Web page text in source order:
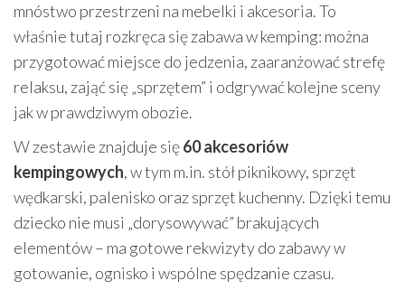
mnóstwo przestrzeni na mebelki i akcesoria. To
właśnie tutaj rozkręca się zabawa w kemping: można
przygotować miejsce do jedzenia, zaaranżować strefę
relaksu, zająć się „sprzętem” i odgrywać kolejne sceny
jak w prawdziwym obozie.
W zestawie znajduje się60 akcesoriów
kempingowych, w tym m.in. stół piknikowy, sprzęt
wędkarski, palenisko oraz sprzęt kuchenny. Dzięki temu
dziecko nie musi „dorysowywać” brakujących
elementów – ma gotowe rekwizyty do zabawy w
gotowanie, ognisko i wspólne spędzanie czasu.